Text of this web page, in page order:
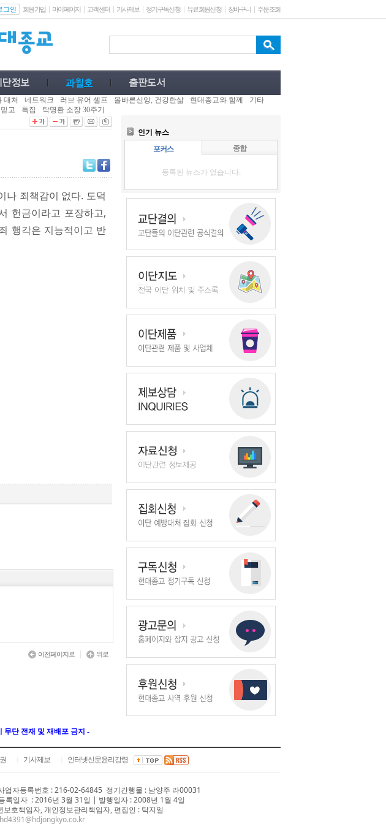
그인 회원가입 마이페이지 고객센터 기사제보 정기구독신청 유료회원신청 장바구니 주문조회
대처 네트워크 러브 유어 셀프 올바른신앙, 건강한삶 현대종교와 함께
기타
고 특집 탁명환 소장 30주기
나 죄책감이 없다. 도덕
헌금이라고 포장하고,
행각은 지능적이고 반
이전페이지로 | 위로
인기 뉴스
포커스
종합
등록된 뉴스가 없습니다.
단 전재 및 재배포 금지 -
기사제보 인터넷신문윤리강령
업자등록번호 : 216-02-64845 정기간행물 : 남양주 라00031
일자 : 2016년 3월 31일 | 발행일자 : 2008년 1월 4일
호책임자, 개인정보관리책임자, 편집인 : 탁지일
hd4391@hdjongkyo.co.kr